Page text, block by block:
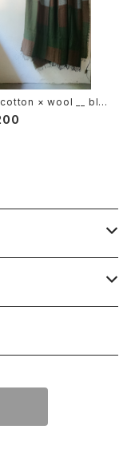
cotton × wool __ blo
狭霧GK